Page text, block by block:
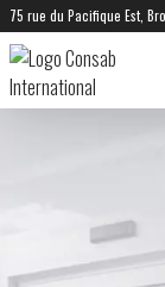
75 rue du Pacifique Est,